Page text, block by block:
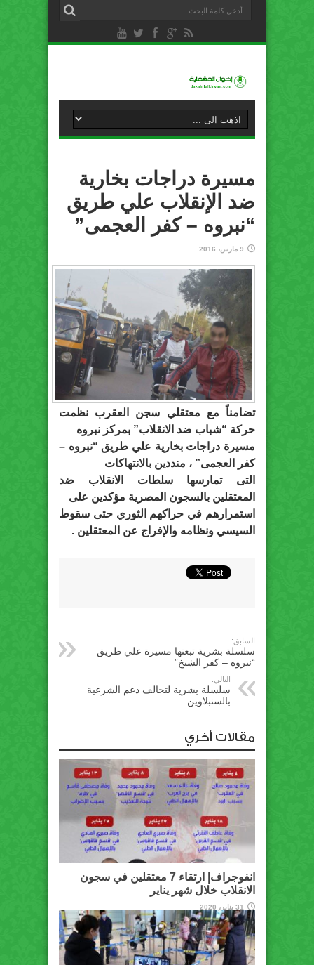
مسيرة دراجات بخارية
ضد الإنقلاب علي طريق
“نبروه – كفر العجمى”
9 مارس، 2016
تضامناً مع معتقلي سجن العقرب نظمت
حركة “شباب ضد الانقلاب” بمركز نبروه
مسيرة دراجات بخارية علي طريق “نبروه –
كفر العجمى” ، منددين بالانتهاكات
التى تمارسها سلطات الانقلاب ضد
المعتقلين بالسجون المصرية مؤكدين على
استمرارهم في حراكهم الثوري حتى سقوط
السيسي ونظامه والإفراج عن المعتقلين .
السابق:
سلسلة بشرية تبعتها مسيرة علي طريق
“نبروه – كفر الشيخ”
التالي:
سلسلة بشرية لتحالف دعم الشرعية
بالسنبلاوين
مقالات أخري
انفوجراف| ارتقاء 7 معتقلين في سجون
الانقلاب خلال شهر يناير
31 يناير، 2020